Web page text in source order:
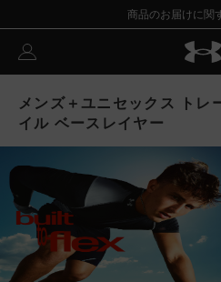
商品のお届けに関
メンズ＋ユニセックス トレ
イル ベースレイヤー